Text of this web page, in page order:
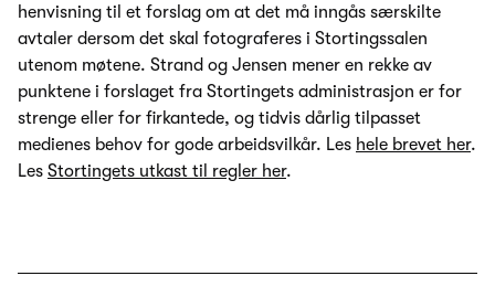
henvisning til et forslag om at det må inngås særskilte
avtaler dersom det skal fotograferes i Stortingssalen
utenom møtene. Strand og Jensen mener en rekke av
punktene i forslaget fra Stortingets administrasjon er for
strenge eller for firkantede, og tidvis dårlig tilpasset
medienes behov for gode arbeidsvilkår. Les hele brevet her.
Les Stortingets utkast til regler her.